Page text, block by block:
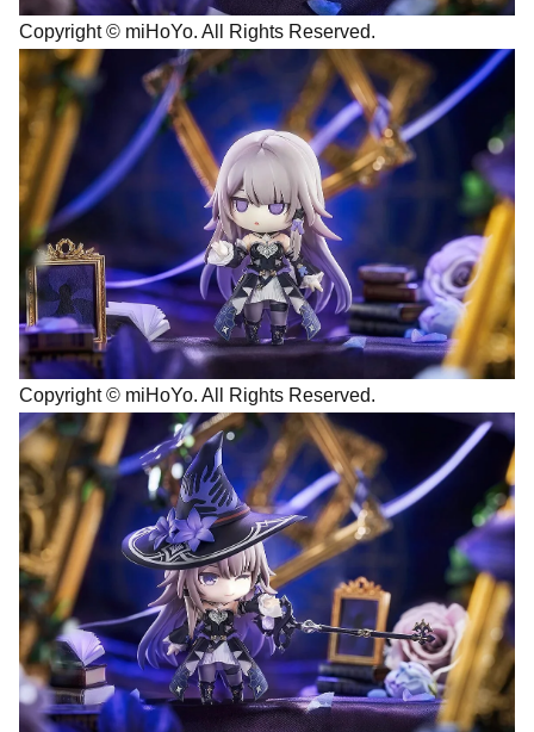
Copyright © miHoYo. All Rights Reserved.
Copyright © miHoYo. All Rights Reserved.